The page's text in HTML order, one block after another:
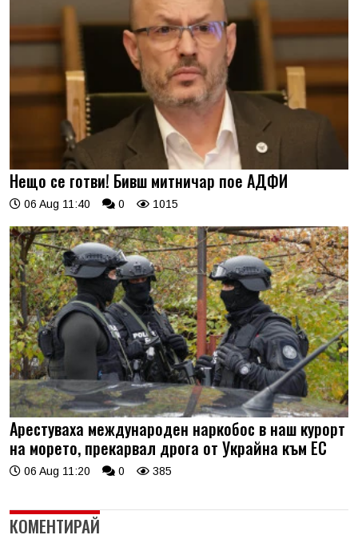
Нещо се готви! Бивш митничар пое АДФИ
06 Aug 11:40 0 1015
Арестуваха международен наркобос в наш курорт
на морето, прекарвал дрога от Украйна към ЕС
06 Aug 11:20 0 385
КОМЕНТИРАЙ